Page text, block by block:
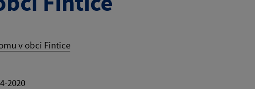
v obci Fintice
2020